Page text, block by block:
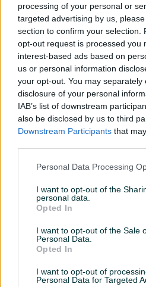
processing of your personal or
targeted advertising by us,
section to confirm your selection.
opt-out request is processed you
interest-based ads based on
us or personal information
your opt-out. You may
disclosure of your personal
IAB’s list of downstream
also be disclosed by us to third
Downstream Participants that
Personal Data Processing
I want to opt-out of the
personal data.
Opted In
I want to opt-out of the Sale
Personal Data.
Opted In
I want to opt-out of
Personal Data for Targeted
Servo volan
Turbo
Servisna knjiga
Datum objave
Oprema
Muzika/ozvučenje
Digitalna klima
Komande na volanu
Tempomat
Start-Stop sistem